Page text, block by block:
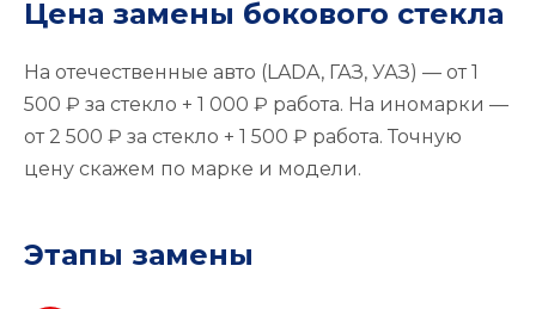
Цена замены бокового стекла
На отечественные авто (LADA, ГАЗ, УАЗ) — от 1
500 ₽ за стекло + 1 000 ₽ работа. На иномарки —
от 2 500 ₽ за стекло + 1 500 ₽ работа. Точную
цену скажем по марке и модели.
Этапы замены